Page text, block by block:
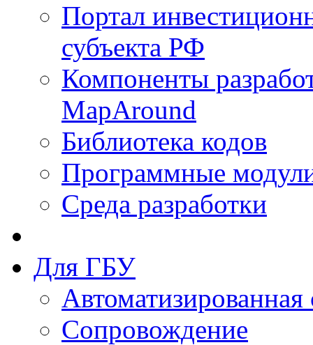
Портал
субъекта РФ
Компоненты
MapAround
Библиотека кодов
Программные
Среда разработки
Для ГБУ
Сопровождение